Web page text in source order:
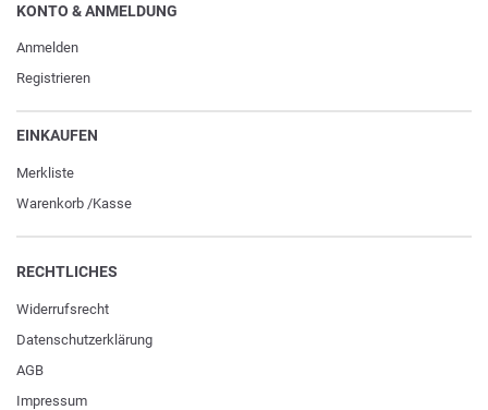
KONTO & ANMELDUNG
Anmelden
Registrieren
EINKAUFEN
Merkliste
Warenkorb /Kasse
RECHTLICHES
Widerrufs­recht
Daten­schutz­erklärung
AGB
Impressum